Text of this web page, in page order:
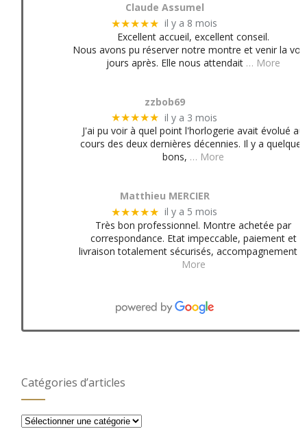
Claude Assumel
★★★★★ il y a 8 mois
Excellent accueil, excellent conseil.
Nous avons pu réserver notre montre et venir la
jours après. Elle nous attendait … More
zzbob69
★★★★★ il y a 3 mois
J'ai pu voir à quel point l'horlogerie avait évolué au
cours des deux dernières décennies. Il y a quelques
bons, … More
Matthieu MERCIER
★★★★★ il y a 5 mois
Très bon professionnel. Montre achetée par
correspondance. Etat impeccable, paiement et
livraison totalement sécurisés, accompagnement
More
Catégories d’articles
Catégories